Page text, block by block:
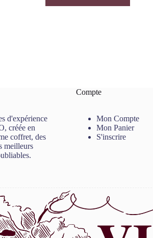
d'expérience
créée en
coffret, des
meilleurs
Compte
Mon Compte
Mon Panier
S'inscrire